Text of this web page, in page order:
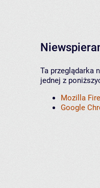
Ta przeglądarka
jednej z
Mozilla
Google